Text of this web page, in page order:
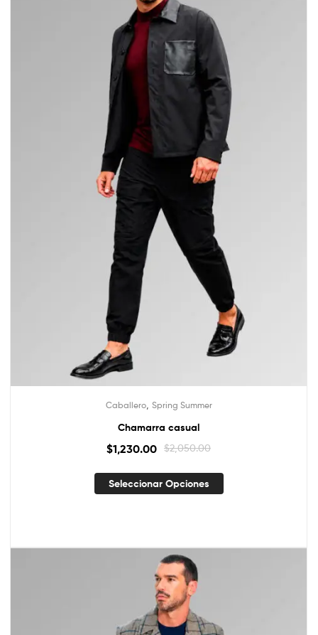
Caballero, Spring Summer
Chamarra casual
$2,050.00
$1,230.00
Seleccionar Opciones